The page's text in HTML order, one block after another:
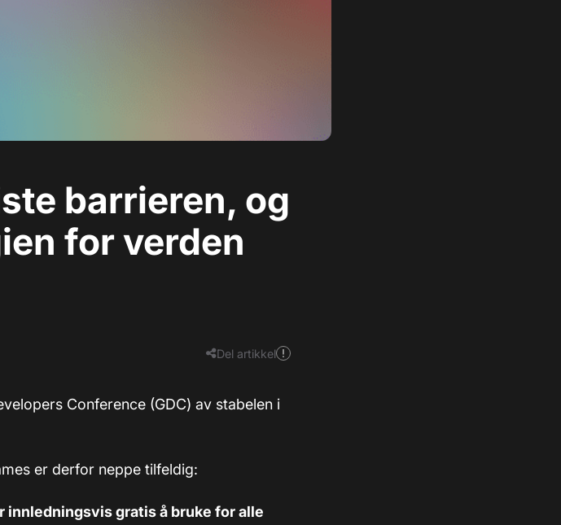
barrieren, og
for verden
Del artikkel
Conference (GDC) av stabelen i
er derfor neppe tilfeldig:
innledningsvis gratis å bruke for alle